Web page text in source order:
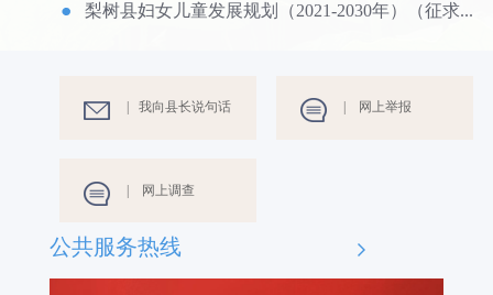
梨树县妇女儿童发展规划（2021-2030年）（征求...
| 我向县长说句话 | 网上举报
| 网上调查
公共服务热线